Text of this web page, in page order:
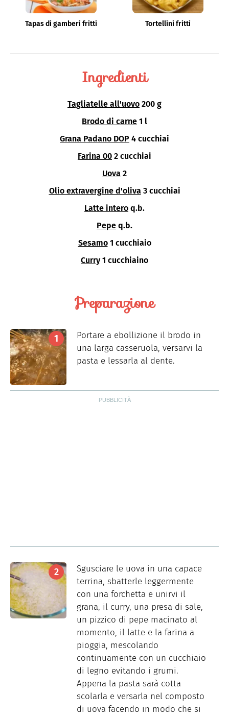
Tapas di gamberi fritti Tortellini fritti
Ingredienti
Tagliatelle all'uovo 200 g
Brodo di carne 1 l
Grana Padano DOP 4 cucchiai
Farina 00 2 cucchiai
Uova 2
Olio extravergine d'oliva 3 cucchiai
Latte intero q.b.
Pepe q.b.
Sesamo 1 cucchiaio
Curry 1 cucchiaino
Preparazione
Portare a ebollizione il brodo in
una larga casseruola, versarvi la
pasta e lessarla al dente.
Sgusciare le uova in una capace
terrina, sbatterle leggermente
con una forchetta e unirvi il
grana, il curry, una presa di sale,
un pizzico di pepe macinato al
momento, il latte e la farina a
pioggia, mescolando
continuamente con un cucchiaio
di legno evitando i grumi.
Appena la pasta sarà cotta
scolarla e versarla nel composto
di uova facendo in modo che si